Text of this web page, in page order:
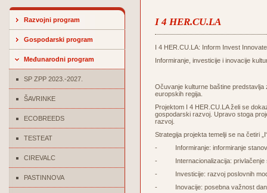
Razvojni program
Gospodarski program
Međunarodni program
SP ZPP 2023.-2027.
ŠAVRINKE
ECOBREEDS
TESTEAT
CIREVALC
PASTINNOVA
I 4 HER.CU.LA
I 4 HER.CU.LA: Inform Invest
Informiranje, investicije i inovacije
Očuvanje kulturne baštine
europskih regija.
Projektom I 4 HER.CU.LA želi se
gospodarski razvoj. Upravo stoga
razvoj.
Strategija projekta temelji se na četiri
- Informiranje: informiranje
- Internacionalizacija: privlačenje
- Investicije: razvoj poslovnih
- Inovacije: posebna važnost dana